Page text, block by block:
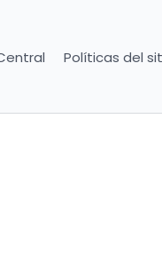
Políticas del